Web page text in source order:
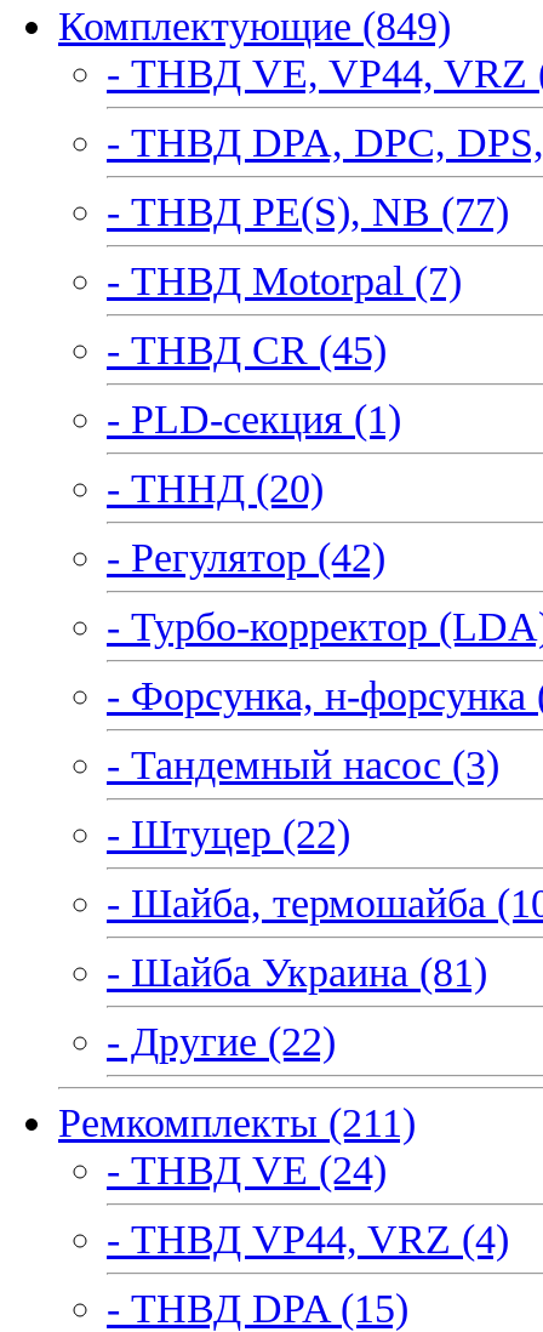
Комплектующие (849)
- ТНВД VE, VP44, VRZ
- ТНВД DPA, DPC,
- ТНВД PE(S), NB (77)
- ТНВД Motorpal (7)
- ТНВД CR (45)
- PLD-секция (1)
- ТННД (20)
- Регулятор (42)
- Турбо-корректор
- Форсунка, н-форсунка
- Тандемный насос (3)
- Штуцер (22)
- Шайба, термошайба
- Шайба Украина (81)
- Другие (22)
Ремкомплекты (211)
- ТНВД VE (24)
- ТНВД VP44, VRZ (4)
- ТНВД DPA (15)